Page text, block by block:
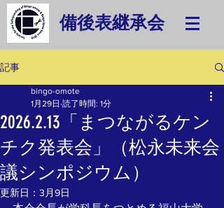
備後表継承会
記事
2026.2.13「まつながるケン
チク発表会」（松永未来会
議シンポジウム）
bingo-omote
1月29日 読了時間: 1分
更新日： 3月9日